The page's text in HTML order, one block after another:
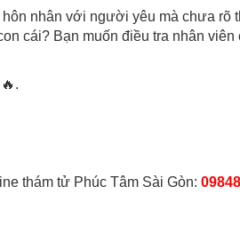
nhân với người yêu mà chưa rõ
cái? Bạn muốn điều tra nhân viên
thám tử Phúc Tâm Sài Gòn: